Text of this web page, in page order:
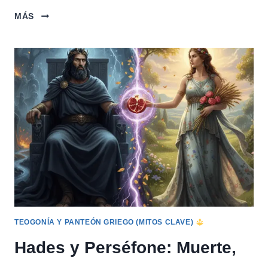
MÁS
PROMETEO:
CREADOR,
SACRIFICIO
LA
RESPONSABILIDAD
DE
INNOVAR
TEOGONÍA Y PANTEÓN GRIEGO (MITOS CLAVE)
Hades y Perséfone: Muerte,